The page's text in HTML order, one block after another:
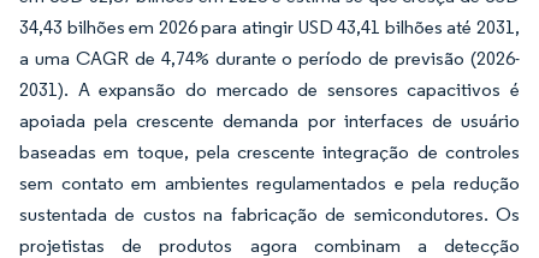
34,43 bilhões em 2026 para atingir USD 43,41 bilhões até 2031,
a uma CAGR de 4,74% durante o período de previsão (2026-
2031). A expansão do mercado de sensores capacitivos é
apoiada pela crescente demanda por interfaces de usuário
baseadas em toque, pela crescente integração de controles
sem contato em ambientes regulamentados e pela redução
sustentada de custos na fabricação de semicondutores. Os
projetistas de produtos agora combinam a detecção